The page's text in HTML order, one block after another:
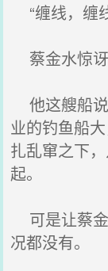
“缠线，缠
蔡金水惊讶
他这艘船
业的钓鱼船
扎乱窜之下
起。
可是让蔡
况都没有。